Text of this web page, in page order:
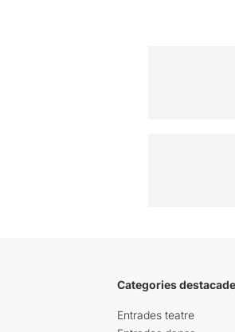
Categories
Entrades teatre